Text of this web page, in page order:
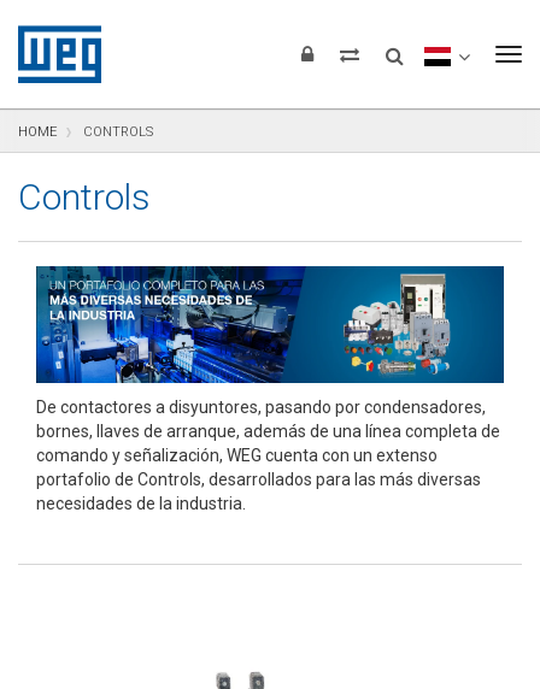
HOME CONTROLS
Controls
De contactores a disyuntores, pasando por condensadores,
bornes, llaves de arranque, además de una línea completa de
comando y señalización, WEG cuenta con un extenso
portafolio de Controls, desarrollados para las más diversas
necesidades de la industria.